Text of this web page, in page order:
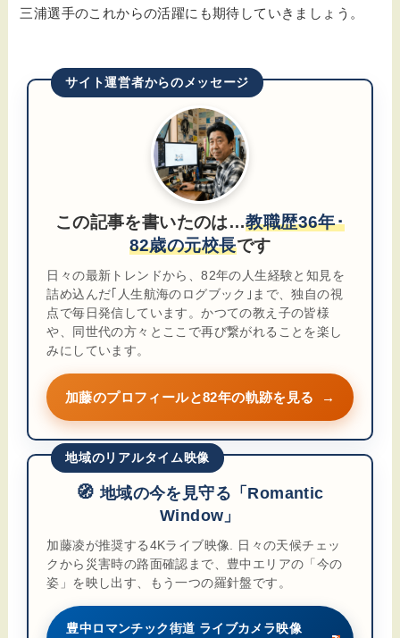
三浦選手のこれからの活躍にも期待していきましょう。
サイト運営者からのメッセージ
この記事を書いたのは…教職歴36年･
82歳の元校長です
日々の最新トレンドから、82年の人生経験と知見を
詰め込んだ｢人生航海のログブック｣まで、独自の視
点で毎日発信しています。かつての教え子の皆様
や、同世代の方々とここで再び繋がれることを楽し
みにしています。
加藤のプロフィールと82年の軌跡を見る →
地域のリアルタイム映像
🧭 地域の今を見守る「Romantic
Window」
加藤凌が推奨する4Kライブ映像. 日々の天候チェッ
クから災害時の路面確認まで、豊中エリアの「今の
姿」を映し出す、もう一つの羅針盤です。
豊中ロマンチック街道 ライブカメラ映像